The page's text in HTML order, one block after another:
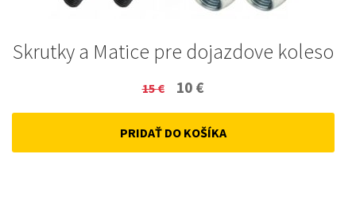
Skrutky a Matice pre dojazdove koleso
15€
Original
price
was:
10 €
price
is:
PRIDAŤ DO KOŠÍKA